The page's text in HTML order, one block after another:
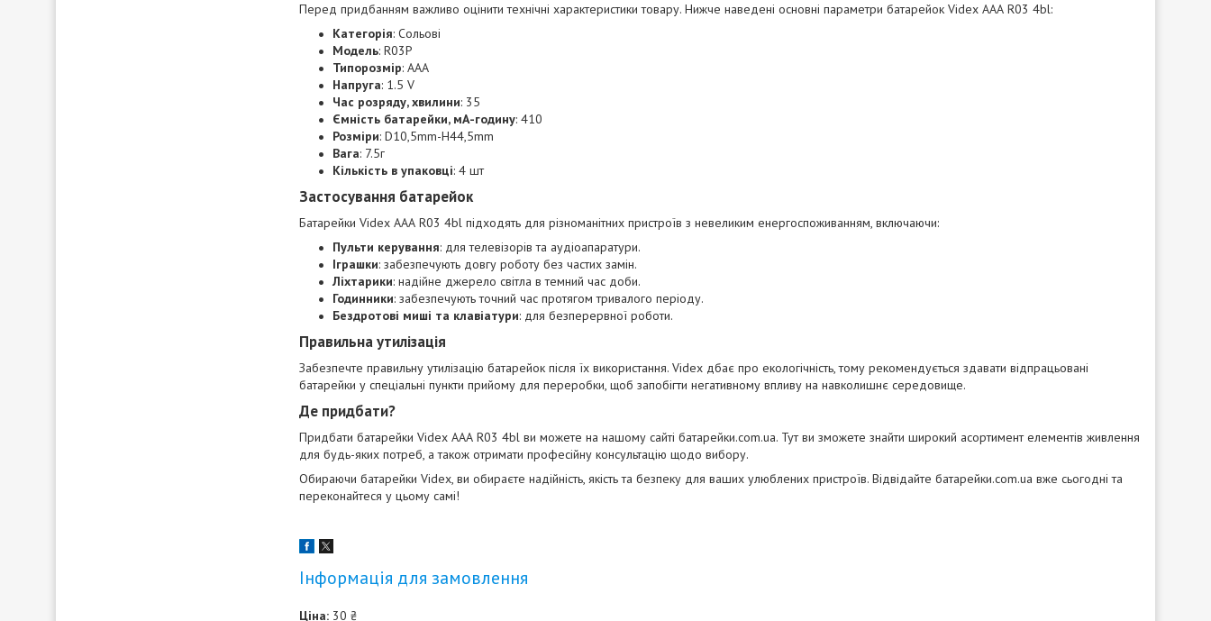
Перед придбанням важливо оцінити технічні характеристики товару. Нижче наведені основні параметри батарейок Videx ААА R03 4bl:
Категорія: Сольові
Модель: R03P
Типорозмір: ААА
Напруга: 1.5 V
Час розряду, хвилини: 35
Ємність батарейки, мА-годину: 410
Розміри: D10,5mm-H44,5mm
Вага: 7.5г
Кількість в упаковці: 4 шт
Застосування батарейок
Батарейки Videx ААА R03 4bl підходять для різноманітних пристроїв з невеликим енергоспоживанням, включаючи:
Пульти керування: для телевізорів та аудіоапаратури.
Іграшки: забезпечують довгу роботу без частих замін.
Ліхтарики: надійне джерело світла в темний час доби.
Годинники: забезпечують точний час протягом тривалого періоду.
Бездротові миші та клавіатури: для безперервної роботи.
Правильна утилізація
Забезпечте правильну утилізацію батарейок після їх використання. Videx дбає про екологічність, тому рекомендується здавати відпрацьовані
батарейки у спеціальні пункти прийому для переробки, щоб запобігти негативному впливу на навколишнє середовище.
Де придбати?
Придбати батарейки Videx ААА R03 4bl ви можете на нашому сайті батарейки.com.ua. Тут ви зможете знайти широкий асортимент елементів живлення
для будь-яких потреб, а також отримати професійну консультацію щодо вибору.
Обираючи батарейки Videx, ви обираєте надійність, якість та безпеку для ваших улюблених пристроїв. Відвідайте батарейки.com.ua вже сьогодні та
переконайтеся у цьому самі!
Інформація для замовлення
Ціна: 30 ₴